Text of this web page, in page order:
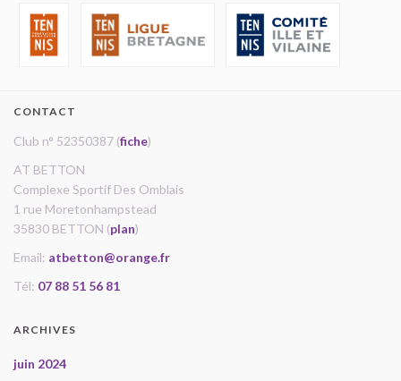
CONTACT
Club n° 52350387 (fiche)
AT BETTON
Complexe Sportif Des Omblais
1 rue Moretonhampstead
35830 BETTON (plan)
Email: atbetton@orange.fr
Tél: 07 88 51 56 81
ARCHIVES
juin 2024